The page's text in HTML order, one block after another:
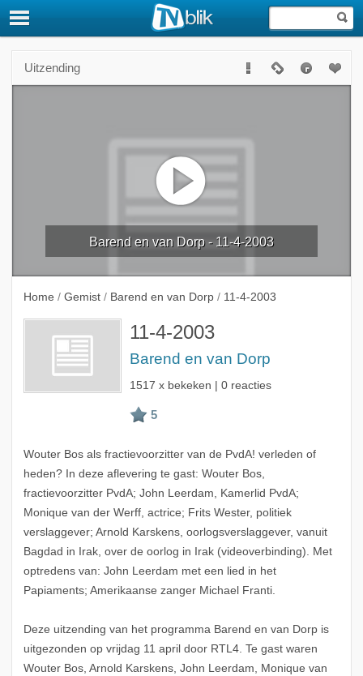
Uitzending
Barend en van Dorp - 11-4-2003
Home / Gemist / Barend en van Dorp / 11-4-2003
11-4-2003
Barend en van Dorp
1517 x bekeken | 0 reacties
Wouter Bos als fractievoorzitter van de PvdA! verleden of
heden? In deze aflevering te gast: Wouter Bos,
fractievoorzitter PvdA; John Leerdam, Kamerlid PvdA;
Monique van der Werff, actrice; Frits Wester, politiek
verslaggever; Arnold Karskens, oorlogsverslaggever, vanuit
Bagdad in Irak, over de oorlog in Irak (videoverbinding). Met
optredens van: John Leerdam met een lied in het
Papiaments; Amerikaanse zanger Michael Franti.
Deze uitzending van het programma Barend en van Dorp is
uitgezonden op vrijdag 11 april door RTL4. Te gast waren
Wouter Bos, Arnold Karskens, John Leerdam, Monique van